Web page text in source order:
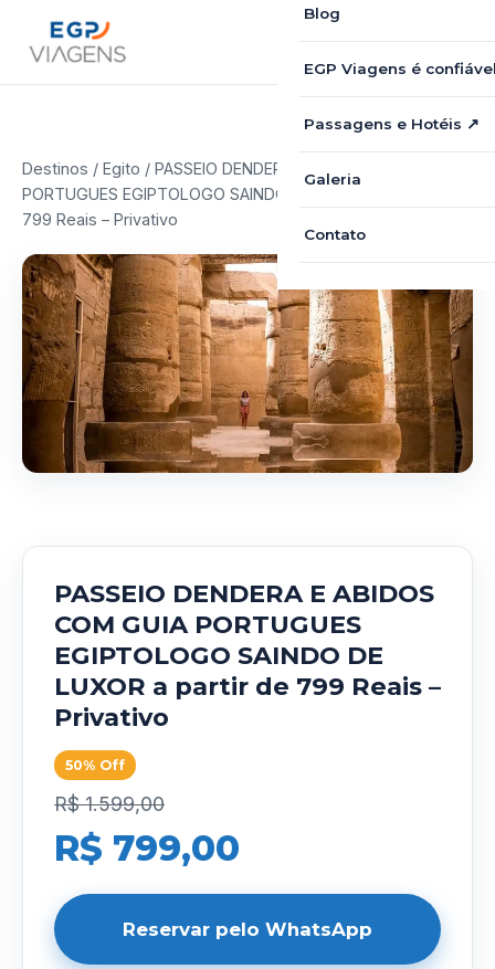
Blog
EGP Viagens é
Passagens e Hotéis ↗
Galeria
Contato
Destinos / Egito / PASSEIO DENDERA E ABIDOS COM GUIA
PORTUGUES EGIPTOLOGO SAINDO DE LUXOR a partir de
799 Reais – Privativo
PASSEIO DENDERA E ABIDOS
COM GUIA PORTUGUES
EGIPTOLOGO SAINDO DE
LUXOR a partir de 799 Reais –
Privativo
50% Off
R$ 1.599,00
R$ 799,00
Reservar pelo WhatsApp